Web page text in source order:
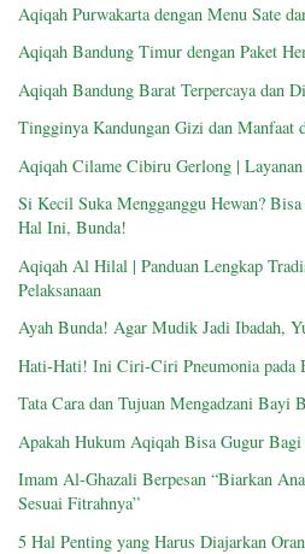
Aqiqah Purwakarta dengan Menu Sate
Aqiqah Bandung Timur dengan Paket
Aqiqah Bandung Barat Terpercaya dan
Tingginya Kandungan Gizi dan Manfaat
Aqiqah Cilame Cibiru Gerlong | Layanan
Si Kecil Suka Mengganggu Hewan?
Hal Ini, Bunda!
Aqiqah Al Hilal | Panduan Lengkap
Pelaksanaan
Ayah Bunda! Agar Mudik Jadi Ibadah,
Hati-Hati! Ini Ciri-Ciri Pneumonia pada
Tata Cara dan Tujuan Mengadzani Bayi
Apakah Hukum Aqiqah Bisa Gugur Bagi
Imam Al-Ghazali Berpesan “Biarkan
Sesuai Fitrahnya”
5 Hal Penting yang Harus Diajarkan